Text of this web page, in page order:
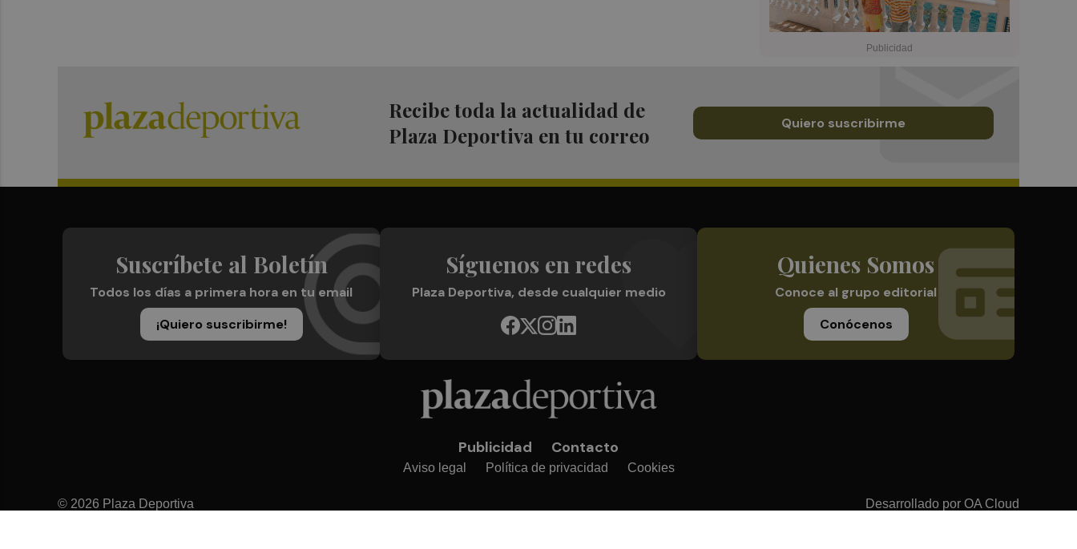
Recibe toda la actualidad de
Plaza Deportiva en tu correo
Quiero suscribirme
Suscríbete al Boletín
Todos los días a primera hora en tu email
¡Quiero suscribirme!
Síguenos en redes
Plaza Deportiva, desde cualquier medio
Quienes Somos
Conoce al grupo editorial
Conócenos
Publicidad Contacto
Aviso legal Política de privacidad Cookies
© 2026 Plaza Deportiva Desarrollado por OA Cloud